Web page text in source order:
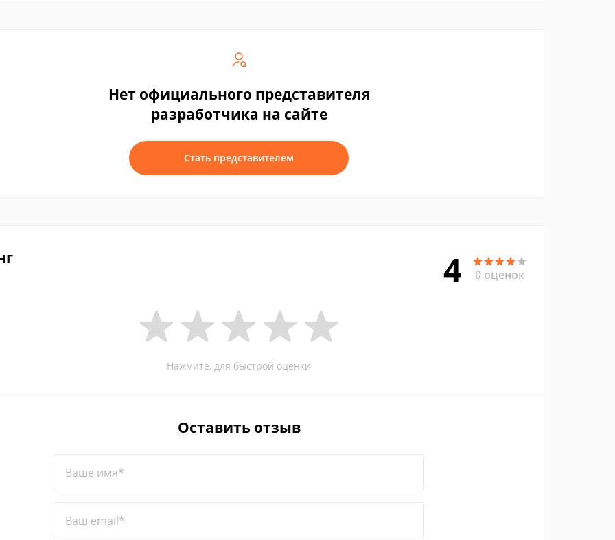
Нет официального представителя
разработчика на сайте
Стать представителем
4 0 оценок
Нажмите, для быстрой оценки
Оставить отзыв
Ваше имя*
Ваш email*